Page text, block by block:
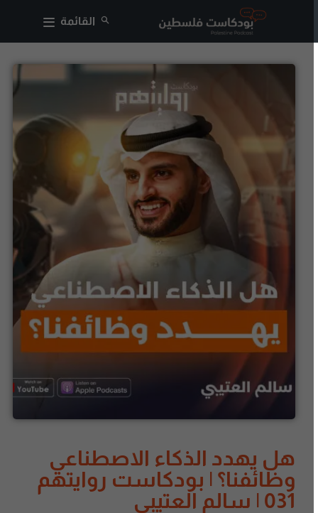
القائمة
هل يهدد الذكاء الاصطناعي
وظائفنا؟ | بودكاست روايتهم
031 | سالم العتيبي